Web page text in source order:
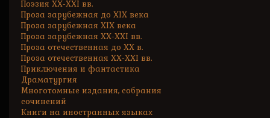
Поэзия XX-XXI вв.
Проза зарубежная до XIX века
Проза зарубежная XIX века
Проза зарубежная XX-XXI вв.
Проза отечественная до XX в.
Проза отечественная XX-XXI вв.
Приключения и фантастика
Драматургия
Многотомные издания, собрания
сочинений
Книги на иностранных языках